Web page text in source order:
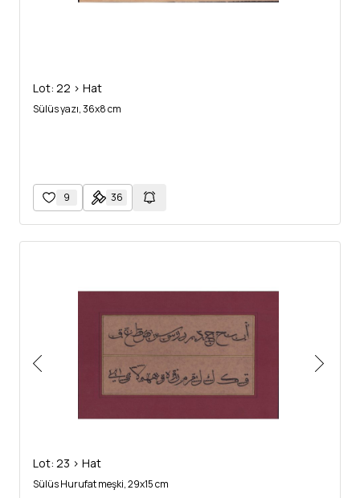
Lot: 22 > Hat
Sülüs yazı, 36x8 cm
9 36
Lot: 23 > Hat
Sülüs Hurufat meşki, 29x15 cm